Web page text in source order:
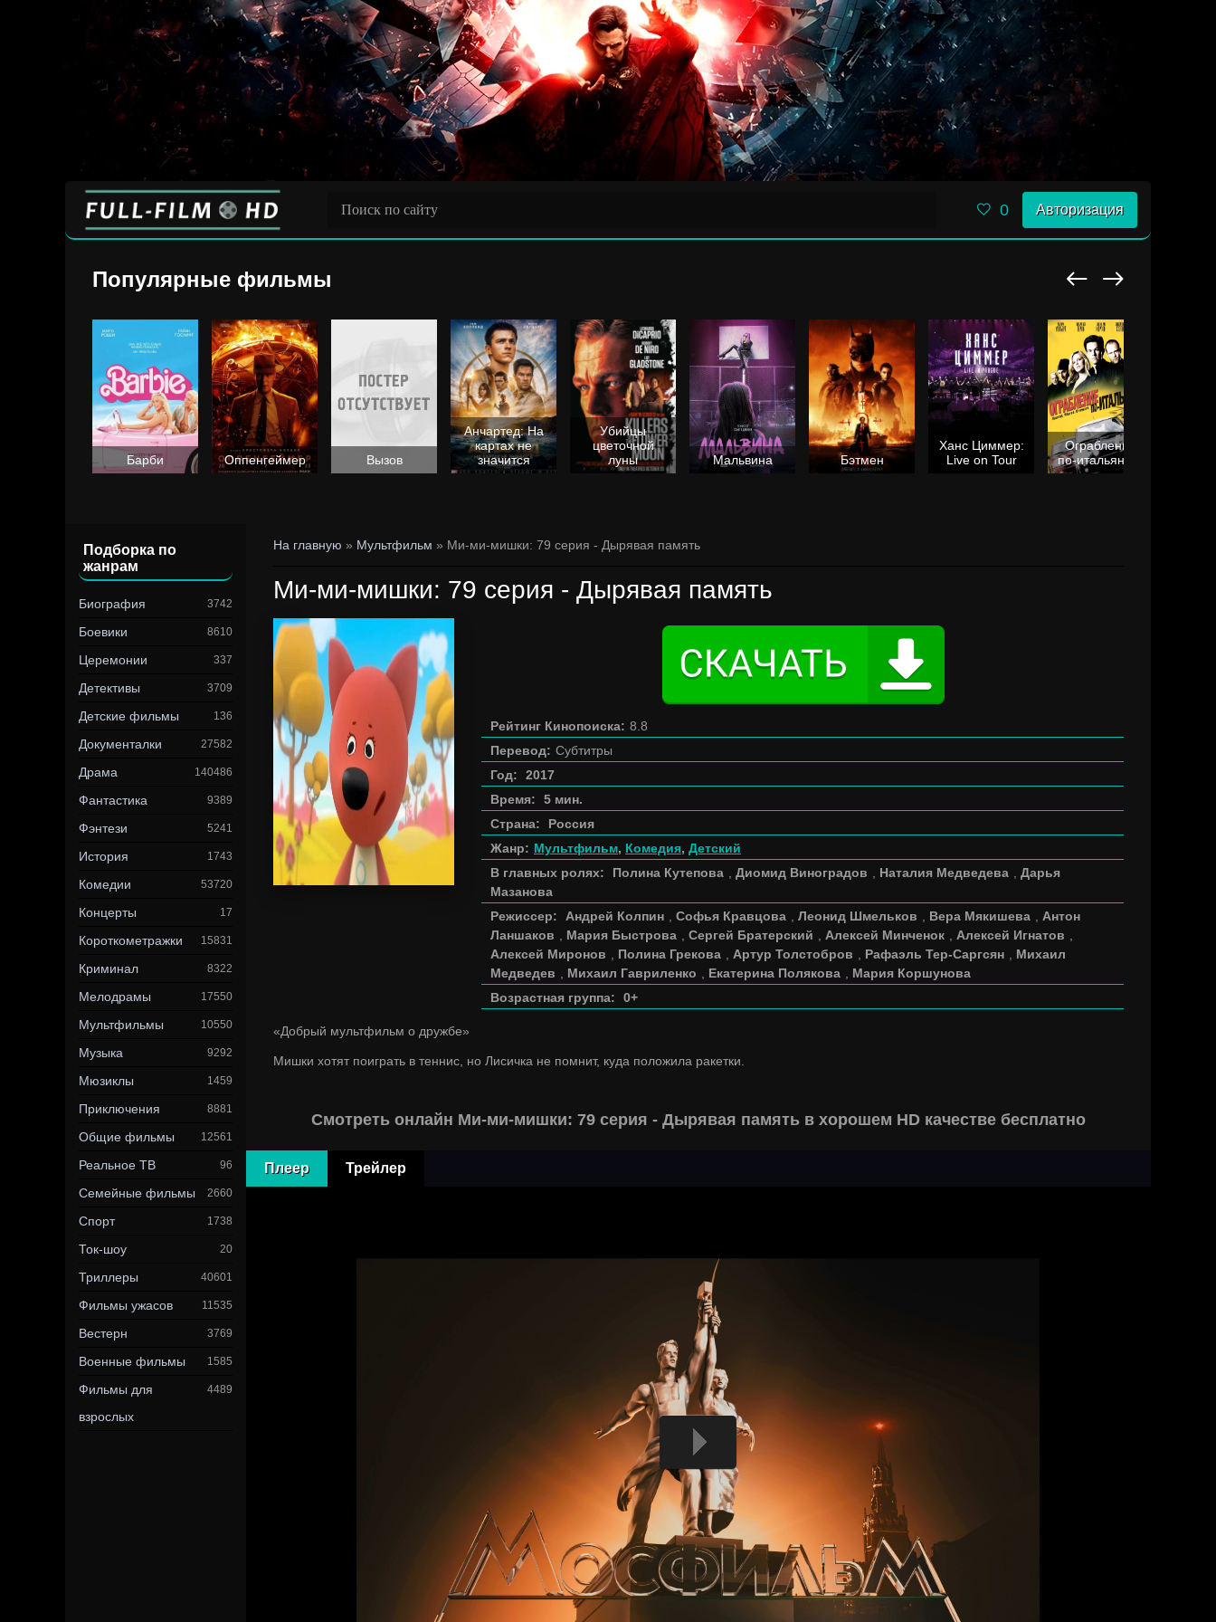
0 Авторизация
Популярные фильмы
Барби Оппенгеймер Вызов
Анчартед: На
картах не
значится
Убийцы
цветочной
луны
Мальвина Бэтмен
Ханс Циммер:
Live on Tour
Ограбление
по-итальянски
Подборка по
жанрам
Биография 3742
Боевики 8610
Церемонии 337
Детективы 3709
Детские фильмы 136
Документалки 27582
Драма 140486
Фантастика 9389
Фэнтези 5241
История 1743
Комедии 53720
Концерты 17
Короткометражки 15831
Криминал 8322
Мелодрамы 17550
Мультфильмы 10550
Музыка 9292
Мюзиклы 1459
Приключения 8881
Общие фильмы 12561
Реальное ТВ 96
Семейные фильмы 2660
Спорт 1738
Ток-шоу 20
Триллеры 40601
Фильмы ужасов 11535
Вестерн 3769
Военные фильмы 1585
Фильмы для
взрослых
4489
На главную » Мультфильм » Ми-ми-мишки: 79 серия - Дырявая память
Ми-ми-мишки: 79 серия - Дырявая память
Рейтинг Кинопоиска: 8.8
Перевод: Субтитры
Год:
2017
Время:
5 мин.
Страна:
Россия
Жанр: Мультфильм, Комедия, Детский
В главных ролях:
Полина Кутепова Диомид Виноградов Наталия Медведева
Дарья
Мазанова
Режиссер:
Андрей Колпин Софья Кравцова Леонид Шмельков Вера Мякишева
Антон
Ланшаков
Мария Быстрова Сергей Братерский Алексей Минченок Алексей Игнатов
Алексей Миронов
Полина Грекова Артур Толстобров Рафаэль Тер-Саргсян
Михаил
Медведев
Михаил Гавриленко Екатерина Полякова
Мария Коршунова
Возрастная группа:
0+
«Добрый мультфильм о дружбе»
Мишки хотят поиграть в теннис, но Лисичка не помнит, куда положила ракетки.
Смотреть онлайн Ми-ми-мишки: 79 серия - Дырявая память в хорошем HD качестве бесплатно
Плеер Трейлер